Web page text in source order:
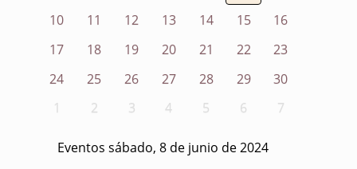
10
11 12 13 14 15
16
17
18 19 20 21 22
23
24
25 26 27 28 29
30
1
2 3 4 5 6 7
Eventos sábado, 8 de junio de 2024